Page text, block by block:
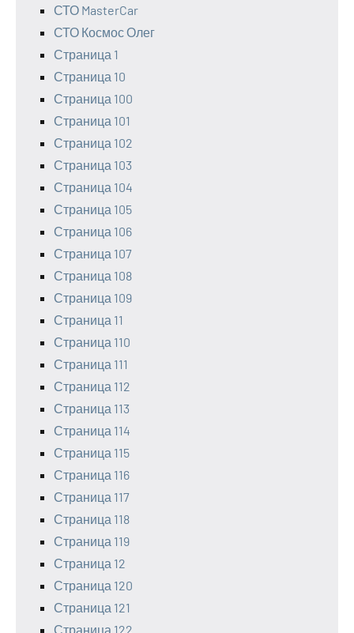
СТО MasterCar
СТО Космос Олег
Страница 1
Страница 10
Страница 100
Страница 101
Страница 102
Страница 103
Страница 104
Страница 105
Страница 106
Страница 107
Страница 108
Страница 109
Страница 11
Страница 110
Страница 111
Страница 112
Страница 113
Страница 114
Страница 115
Страница 116
Страница 117
Страница 118
Страница 119
Страница 12
Страница 120
Страница 121
Страница 122